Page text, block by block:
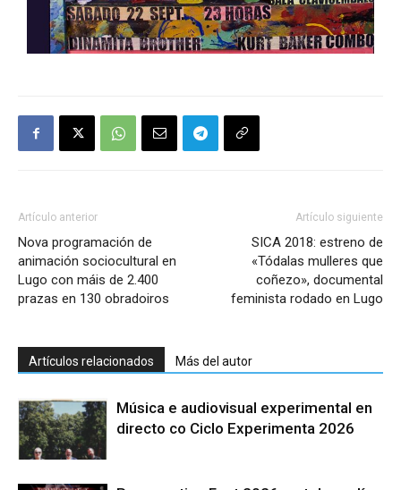
Artículo anterior
Nova programación de
animación sociocultural en
Lugo con máis de 2.400
prazas en 130 obradoiros
Artículo siguiente
SICA 2018: estreno de
«Tódalas mulleres que
coñezo», documental
feminista rodado en Lugo
Artículos relacionados Más del autor
Música e audiovisual experimental en
directo co Ciclo Experimenta 2026